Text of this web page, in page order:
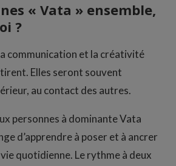
« Vata » ensemble,
?
communication et la créativité
Elles seront souvent
au contact des autres.
personnes à dominante Vata
d’apprendre à poser et à ancrer
quotidienne. Le rythme à deux